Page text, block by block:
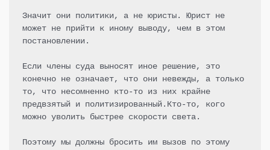
Значит они политики, а не юристы. Юрист не
может не прийти к иному выводу, чем в этом
постановлении.
Если члены суда выносят иное решение, это
конечно не означает, что они невежды, а только
то, что несомненно кто-то из них крайне
предвзятый и политизированный.Кто-то, кого
можно уволить быстрее скорости света.
Поэтому мы должны бросить им вызов по этому